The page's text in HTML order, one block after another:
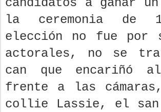
la ceremonia de
elección no fue por
actorales, no se
can que encariñó
frente a las
collie Lassie, el san